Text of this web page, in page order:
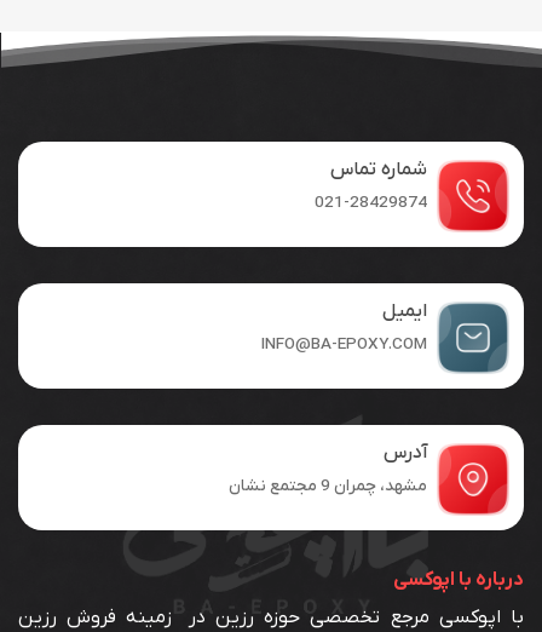
شماره تماس
021-28429874
ایمیل
INFO@BA-EPOXY.COM
آدرس
مشهد، چمران 9 مجتمع نشان
درباره با اپوکسی
با اپوکسی مرجع تخصصی حوزه رزین در زمینه فروش رزین